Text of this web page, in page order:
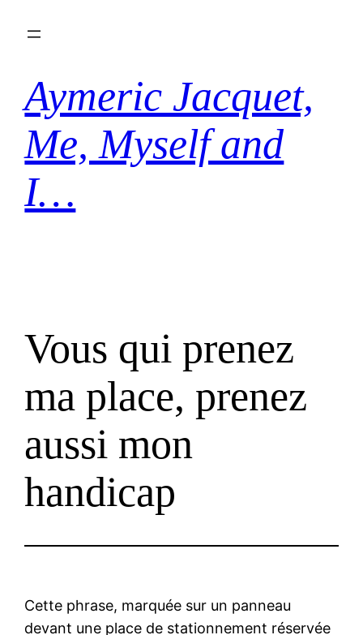
Aymeric Jacquet,
Me, Myself and
I…
Vous qui prenez
ma place, prenez
aussi mon
handicap
Cette phrase, marquée sur un panneau
devant une place de stationnement réservée